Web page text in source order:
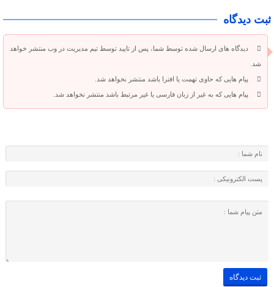
ثبت دیدگاه
دیدگاه های ارسال شده توسط شما، پس از تایید توسط تیم مدیریت در وب منتشر خواهد
شد.
پیام هایی که حاوی تهمت یا افترا باشد منتشر نخواهد شد.
پیام هایی که به غیر از زبان فارسی یا غیر مرتبط باشد منتشر نخواهد شد.